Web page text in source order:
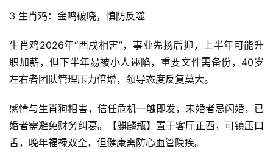
3 生肖鸡：金鸣破晓，慎防反噬
生肖鸡2026年“酉戌相害”，事业先扬后抑，上半年可能升
职加薪，但下半年易被小人诬陷，重要文件需备份，40岁
左右者团队管理压力倍增，领导态度反复莫大。
感情与生肖狗相害，信任危机一触即发，未婚者忌闪婚，已
婚者需避免财务纠葛。【麒麟瓶】置于客厅正西，可镇压口
舌，晚年福禄双全，但健康需防心血管隐疾。